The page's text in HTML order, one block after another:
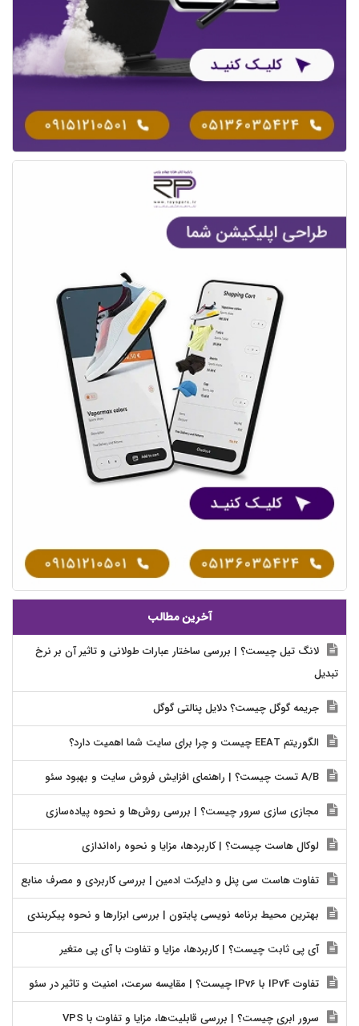
آخرین مطالب
لانگ تیل چیست؟ | بررسی ساختار عبارات طولانی و تاثیر آن بر نرخ
تبدیل
جریمه گوگل چیست؟ دلایل پنالتی گوگل
الگوریتم EEAT چیست و چرا برای سایت شما اهمیت دارد؟
مجازی سازی سرور چیست؟ | بررسی روش‌ها و نحوه پیاده‌سازی
لوکال هاست چیست؟ | کاربردها، مزایا و نحوه راه‌اندازی
تفاوت هاست سی پنل و دایرکت ادمین | بررسی کاربردی و مصرف منابع
بهترین محیط برنامه نویسی پایتون | بررسی ابزارها و نحوه پیکربندی
آی پی ثابت چیست؟ | کاربردها، مزایا و تفاوت با آی پی متغیر
تفاوت IPv4 با IPv6 چیست؟ | مقایسه سرعت، امنیت و تاثیر در سئو
سرور ابری چیست؟ | بررسی قابلیت‌ها، مزایا و تفاوت با VPS